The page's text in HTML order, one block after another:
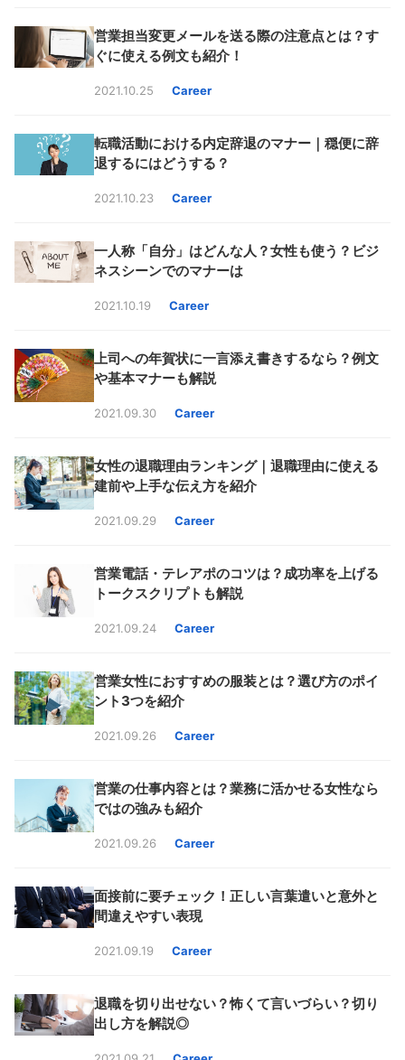
営業担当変更メールを送る際の注意点とは？す
ぐに使える例文も紹介！
2021.10.25 Career
転職活動における内定辞退のマナー｜穏便に辞
退するにはどうする？
2021.10.23 Career
一人称「自分」はどんな人？女性も使う？ビジ
ネスシーンでのマナーは
2021.10.19 Career
上司への年賀状に一言添え書きするなら？例文
や基本マナーも解説
2021.09.30 Career
女性の退職理由ランキング｜退職理由に使える
建前や上手な伝え方を紹介
2021.09.29 Career
営業電話・テレアポのコツは？成功率を上げる
トークスクリプトも解説
2021.09.24 Career
営業女性におすすめの服装とは？選び方のポイ
ント3つを紹介
2021.09.26 Career
営業の仕事内容とは？業務に活かせる女性なら
ではの強みも紹介
2021.09.26 Career
面接前に要チェック！正しい言葉遣いと意外と
間違えやすい表現
2021.09.19 Career
退職を切り出せない？怖くて言いづらい？切り
出し方を解説◎